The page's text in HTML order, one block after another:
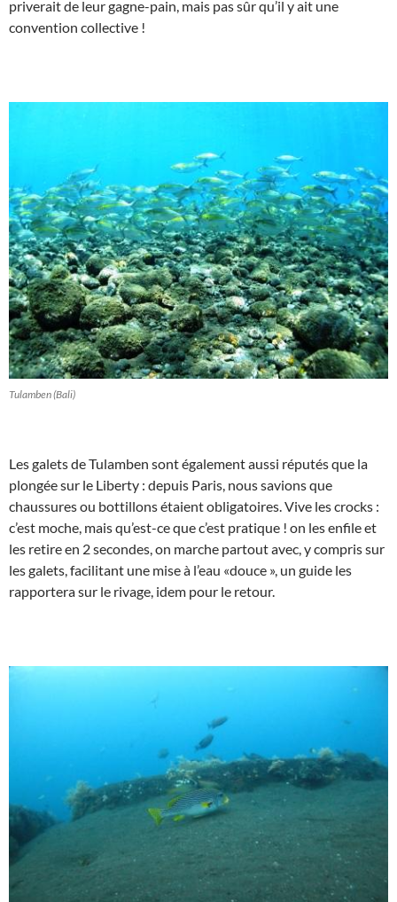
priverait de leur gagne-pain, mais pas sûr qu’il y ait une
convention collective !
Tulamben (Bali)
Les galets de Tulamben sont également aussi réputés que la
plongée sur le Liberty : depuis Paris, nous savions que
chaussures ou bottillons étaient obligatoires. Vive les crocks :
c’est moche, mais qu’est-ce que c’est pratique ! on les enfile et
les retire en 2 secondes, on marche partout avec, y compris sur
les galets, facilitant une mise à l’eau «douce », un guide les
rapportera sur le rivage, idem pour le retour.